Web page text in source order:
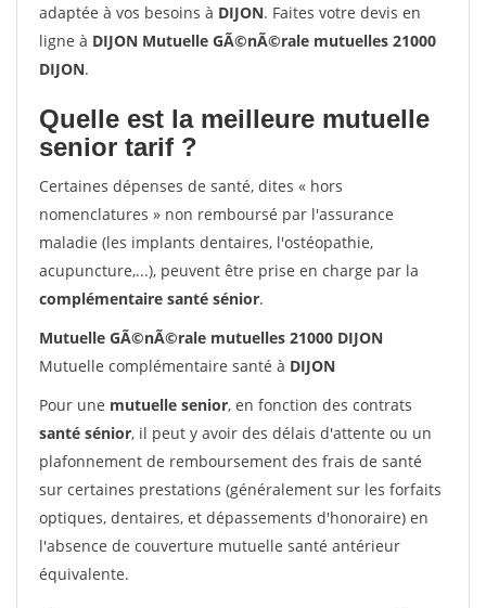
adaptée à vos besoins à DIJON. Faites votre devis en
ligne à DIJON Mutuelle GÃ©nÃ©rale mutuelles 21000
DIJON.
Quelle est la meilleure mutuelle
senior tarif ?
Certaines dépenses de santé, dites « hors
nomenclatures » non remboursé par l'assurance
maladie (les implants dentaires, l'ostéopathie,
acupuncture,...), peuvent être prise en charge par la
complémentaire santé sénior.
Mutuelle GÃ©nÃ©rale mutuelles 21000 DIJON
Mutuelle complémentaire santé à DIJON
Pour une mutuelle senior, en fonction des contrats
santé sénior, il peut y avoir des délais d'attente ou un
plafonnement de remboursement des frais de santé
sur certaines prestations (généralement sur les forfaits
optiques, dentaires, et dépassements d'honoraire) en
l'absence de couverture mutuelle santé antérieur
équivalente.